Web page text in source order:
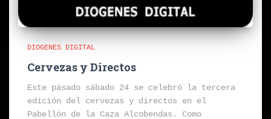
DIOGENES DIGITAL
Cervezas y Directos
Este pásado sábado 24 se celebró la tercera
edición del cervezas y directos en el
Pabellón de la Caza Alcobendas. Como